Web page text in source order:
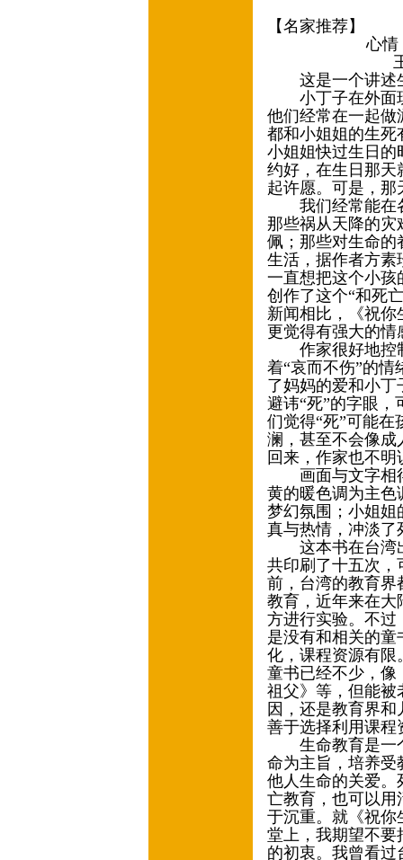
【名家推荐】
心情，天
王林◎儿
这是一个讲述
小丁子在外面玩
他们经常在一起做
都和小姐姐的生死
小姐姐快过生日的
约好，在生日那天
起许愿。可是，
我们经常能在各
那些祸从天降的灾
佩；那些对生命的
生活，据作者方素
一直想把这个小孩
创作了这个“和死
新闻相比，《祝
更觉得有强大的
作家很好地控制
着“哀而不伤”的
了妈妈的爱和小
避讳“死”的字眼
们觉得“死”可能
澜，甚至不会像成
回来，作家也不
画面与文字相得
黄的暖色调为主色
梦幻氛围；小姐姐
真与热情，冲淡
这本书在台湾出
共印刷了十五次，
前，台湾的教育界
教育，近年来在大
方进行实验。不过
是没有和相关的
化，课程资源有限
童书已经不少，像
祖父》等，但能被
因，还是教育界
善于选择利用课
生命教育是一个
命为主旨，培养受
他人生命的关爱。
亡教育，也可以用
于沉重。就《祝你
堂上，我期望不要
的初衷。我曾看